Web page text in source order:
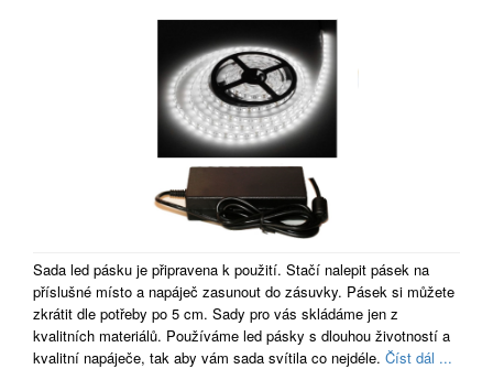
Sada led pásku je připravena k použití. Stačí nalepit pásek na
příslušné místo a napáječ zasunout do zásuvky. Pásek si můžete
zkrátit dle potřeby po 5 cm. Sady pro vás skládáme jen z
kvalitních materiálů. Používáme led pásky s dlouhou životností a
kvalitní napáječe, tak aby vám sada svítila co nejdéle. Číst dál ...